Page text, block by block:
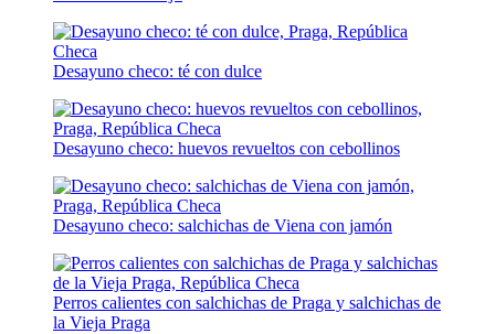
Desayuno checo: té con dulce
Desayuno checo: huevos revueltos con cebollinos
Desayuno checo: salchichas de Viena con jamón
Perros calientes con salchichas de Praga y salchichas de
la Vieja Praga